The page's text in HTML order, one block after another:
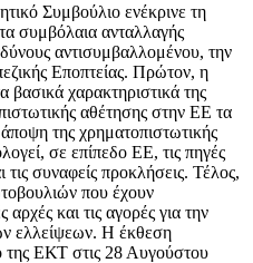
Συμβούλιo ενέκρινε τη
συμβόλαια ανταλλαγής
αντισυμβαλλομένου, την
Εποπτείας. Πρώτον, η
βασικά χαρακτηριστικά της
αθέτησης στην ΕΕ τα
της χρηματοπιστωτικής
σε επίπεδο ΕΕ, τις πηγές
συναφείς προκλήσεις. Τέλος,
που έχουν
και τις αγορές για την
ελλείψεων. Η έκθεση
της ΕΚΤ στις 28 Αυγούστου